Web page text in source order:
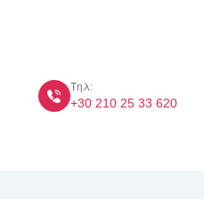
Τηλ:
+30 210 25 33 620